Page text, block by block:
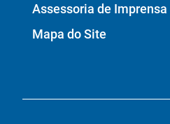
Assessoria de Imprensa
Mapa do Site